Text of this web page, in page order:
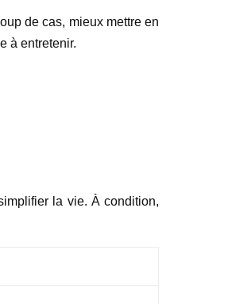
de cas, mieux mettre en
à entretenir.
la vie. À condition,